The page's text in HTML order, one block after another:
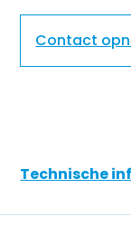
Contact
Technische